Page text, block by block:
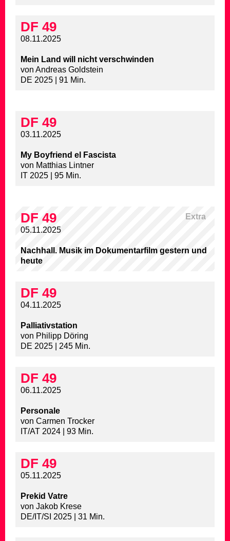
DF 49
08.11.2025
Mein Land will nicht verschwinden
von Andreas Goldstein
DE 2025 | 91 Min.
DF 49
03.11.2025
My Boyfriend el Fascista
von Matthias Lintner
IT 2025 | 95 Min.
Extra
DF 49
05.11.2025
Nachhall. Musik im Dokumentarfilm gestern und
heute
DF 49
04.11.2025
Palliativstation
von Philipp Döring
DE 2025 | 245 Min.
DF 49
06.11.2025
Personale
von Carmen Trocker
IT/AT 2024 | 93 Min.
DF 49
05.11.2025
Prekid Vatre
von Jakob Krese
DE/IT/SI 2025 | 31 Min.